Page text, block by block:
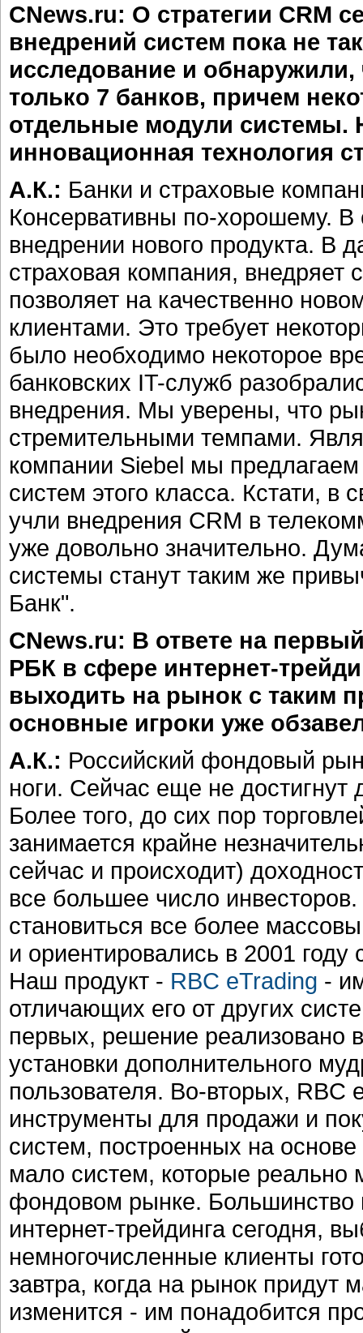
CNews.ru: О стратегии CRM
внедрений систем пока не
исследование и
только 7 банков, причем
отдельные модули системы.
инновационная технология
А.К.: Банки и страховые
Консервативны по-хорошему. В
внедрении нового продукта. В
страховая компания, внедряет
позволяет на качественно
клиентами. Это требует
было необходимо некоторое
банковских IT-служб
внедрения. Мы уверены, что
стремительными темпами.
компании Siebel мы
систем этого класса. Кстати,
учли внедрения CRM в
уже довольно значительно.
системы станут таким же
Банк".
CNews.ru: В ответе на
РБК в сфере интернет-
выходить на рынок с таким
основные игроки уже
А.К.: Российский фондовый
ноги. Сейчас еще не достигнут
Более того, до сих пор
занимается крайне
сейчас и происходит)
все большее число
становиться все более
и ориентировались в 2001 году
Наш продукт - RBC eTrading -
отличающих его от других
первых, решение реализовано
установки дополнительного
пользователя. Во-вторых,
инструменты для продажи и
систем, построенных на
мало систем, которые реально
фондовом рынке.
интернет-трейдинга сегодня,
немногочисленные клиенты
завтра, когда на рынок придут
изменится - им понадобится